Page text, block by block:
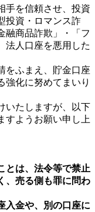
手を信頼させ、投資
投資・ロマンス詐
融商品詐欺」・「フ
法人口座を悪用した
をふまえ、貯金口座
強化に努めてまいり
いたしますが、以下
すようお願い申し上
とは、法令等で禁止
、売る側も罪に問わ
入金や、別の口座に